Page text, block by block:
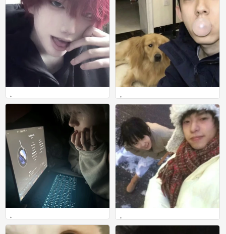
。
0
。
0
。
0
。
0